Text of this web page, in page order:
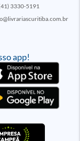
app!
3330-5191